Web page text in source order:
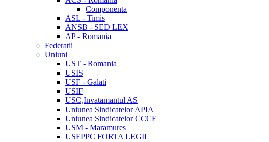
Componenta
ASL - Timis
ANSB - SED LEX
AP - Romania
Federatii
Uniuni
UST - Romania
USIS
USF - Galati
USIF
USC,Invatamantul AS
Uniunea Sindicatelor APIA
Uniunea Sindicatelor CCCF
USM - Maramures
USFPPC FORTA LEGII